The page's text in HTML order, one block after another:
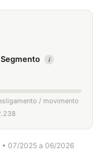
Segmento i
/ movimento
• 07/2025 a 06/2026